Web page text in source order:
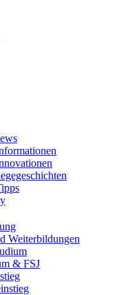
Weiterbildungen
& FSJ